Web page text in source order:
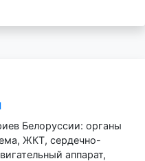
Белоруссии: органы
ЖКТ, сердечно-
аппарат,